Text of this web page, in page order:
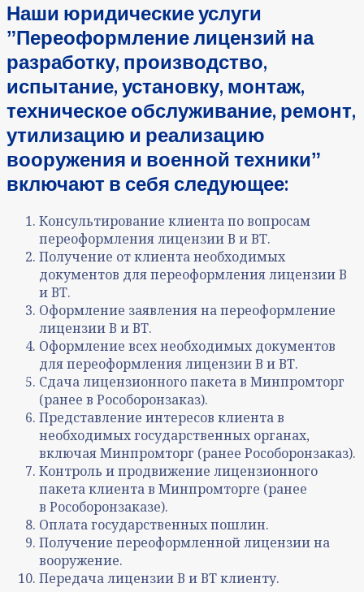
Наши юридические услуги
ˮПереоформление лицензий на
разработку, производство,
испытание, установку, монтаж,
техническое обслуживание, ремонт,
утилизацию и реализацию
вооружения и военной техникиˮ
включают в себя следующее:
Консультирование клиента по вопросам
переоформлениялицензииВ и ВТ.
Получение от клиента необходимых
документов дляпереоформлениялицензии В
и ВТ.
Оформление заявления напереоформление
лицензии В и ВТ.
Оформление всех необходимых документов
дляпереоформлениялицензии В и ВТ.
Сдача лицензионного пакета в Минпромторг
(ранее в Рособоронзаказ).
Представление интересов клиента в
необходимых государственных органах,
включаяМинпромторг (ранее Рособоронзаказ).
Контроль и продвижение лицензионного
пакета клиента в Минпромторге (ранее
в Рособоронзаказе).
Оплата государственных пошлин.
Получение переоформленнойлицензии на
вооружение.
ПередачалицензииВ и ВТ клиенту.